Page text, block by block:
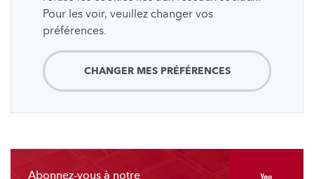
Pour les voir, veuillez changer vos
préférences.
CHANGER MES PRÉFÉRENCES
Abonnez-vous à notre